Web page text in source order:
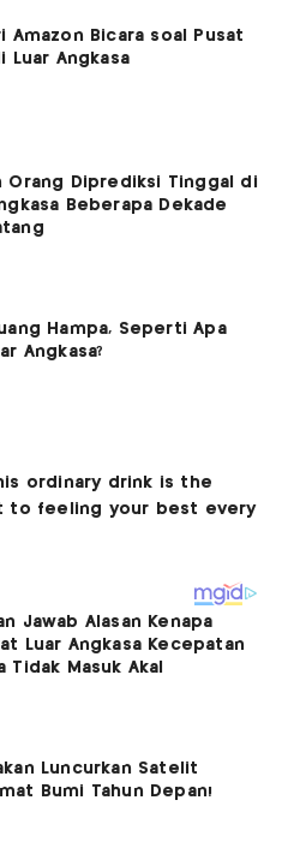
Amazon Bicara soal Pusat
Luar Angkasa
Orang Diprediksi Tinggal di
Beberapa Dekade
Hampa, Seperti Apa
Angkasa?
Jawab Alasan Kenapa
Luar Angkasa Kecepatan
Tidak Masuk Akal
Luncurkan Satelit
Bumi Tahun Depan!